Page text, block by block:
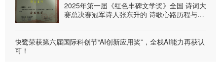
2025年第一届《红色丰碑文学奖》全国 诗词大
赛总决赛冠军诗人张东升的 诗歌心路历程与鉴
快鹭荣获第六届国际科创节“AI创新应用奖”，全栈AI能力再获认
可！